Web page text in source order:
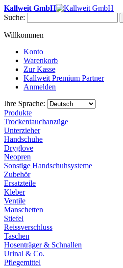
Kallweit GmbH
Suche:
Willkommen
Konto
Warenkorb
Zur Kasse
Kallweit Premium Partner
Anmelden
Ihre Sprache:
Produkte
Trockentauchanzüge
Unterzieher
Handschuhe
Dryglove
Neopren
Sonstige Handschuhsysteme
Zubehör
Ersatzteile
Kleber
Ventile
Manschetten
Stiefel
Reissverschluss
Taschen
Hosenträger & Schnallen
Urinal & Co.
Pflegemittel